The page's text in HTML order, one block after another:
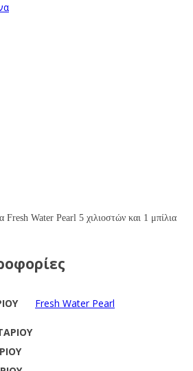
Fresh Water Pearl 5 χιλιοστών και 1 μπίλια
Fresh Water Pearl